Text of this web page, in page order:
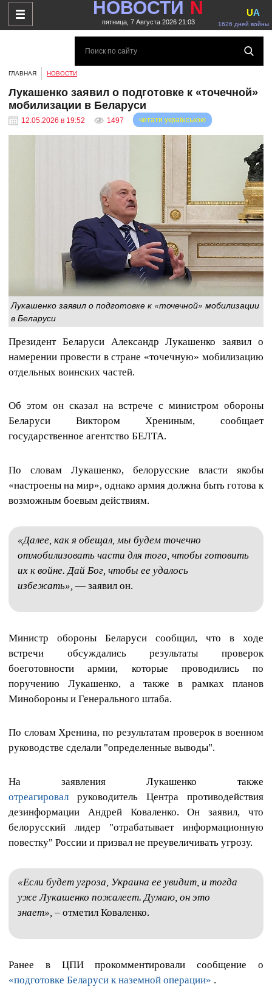
НОВОСТИ N
пятница, 7 Августа 2026 21:03 1626 дней войны
UA
ГЛАВНАЯ НОВОСТИ
Лукашенко заявил о подготовке к «точечной»
мобилизации в Беларуси
12.05.2026 в 19:52 1497 читати українською
Лукашенко заявил о подготовке к «точечной» мобилизации
в Беларуси
Президент Беларуси Александр Лукашенко заявил о
намерении провести в стране «точечную» мобилизацию
отдельных воинских частей.
Об этом он сказал на встрече с министром обороны
Беларуси Виктором Хрениным, сообщает
государственное агентство БЕЛТА.
По словам Лукашенко, белорусские власти якобы
«настроены на мир», однако армия должна быть готова к
возможным боевым действиям.
«Далее, как я обещал, мы будем точечно
отмобилизовать части для того, чтобы готовить
их к войне. Дай Бог, чтобы ее удалось
избежать», — заявил он.
Министр обороны Беларуси сообщил, что в ходе
встречи обсуждались результаты проверок
боеготовности армии, которые проводились по
поручению Лукашенко, а также в рамках планов
Минобороны и Генерального штаба.
По словам Хренина, по результатам проверок в военном
руководстве сделали "определенные выводы".
На заявления Лукашенко также
отреагировал руководитель Центра противодействия
дезинформации Андрей Коваленко. Он заявил, что
белорусский лидер "отрабатывает информационную
повестку" России и призвал не преувеличивать угрозу.
«Если будет угроза, Украина ее увидит, и тогда
уже Лукашенко пожалеет. Думаю, он это
знает», – отметил Коваленко.
Ранее в ЦПИ прокомментировали сообщение о
«подготовке Беларуси к наземной операции» .